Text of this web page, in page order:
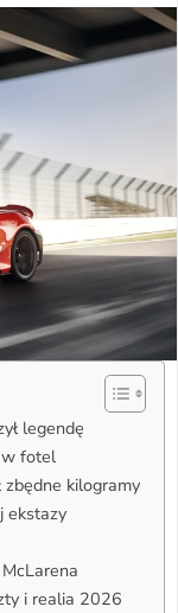
legendę
w fotel
zbędne kilogramy
ekstazy
i realia 2026